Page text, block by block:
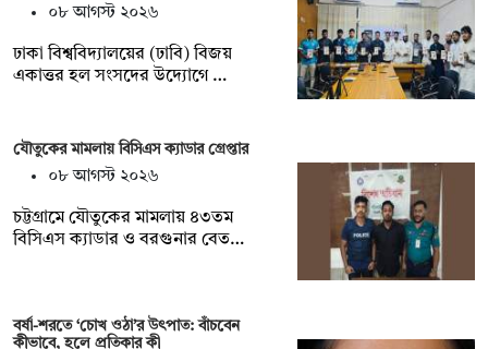
০৮ আগস্ট ২০২৬
ঢাকা বিশ্ববিদ্যালয়ের (ঢাবি) বিজয়
একাত্তর হল সংসদের উদ্যোগে …
যৌতুকের মামলায় বিসিএস ক্যাডার গ্রেপ্তার
০৮ আগস্ট ২০২৬
চট্টগ্রামে যৌতুকের মামলায় ৪৩তম
বিসিএস ক্যাডার ও বরগুনার বেত…
বর্ষা-শরতে ‘চোখ ওঠা’র উৎপাত: বাঁচবেন
কীভাবে, হলে প্রতিকার কী